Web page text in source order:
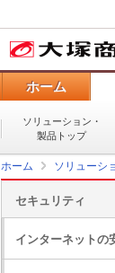
ホーム
ソリューション・
製品トップ
ホーム ソリューシ
セキュリティ
インターネットの